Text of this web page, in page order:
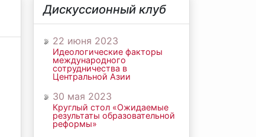
Дискуссионный клуб
22 июня 2023
Идеологические факторы
международного
сотрудничества в
Центральной Азии
30 мая 2023
Круглый стол «Ожидаемые
результаты образовательной
реформы»